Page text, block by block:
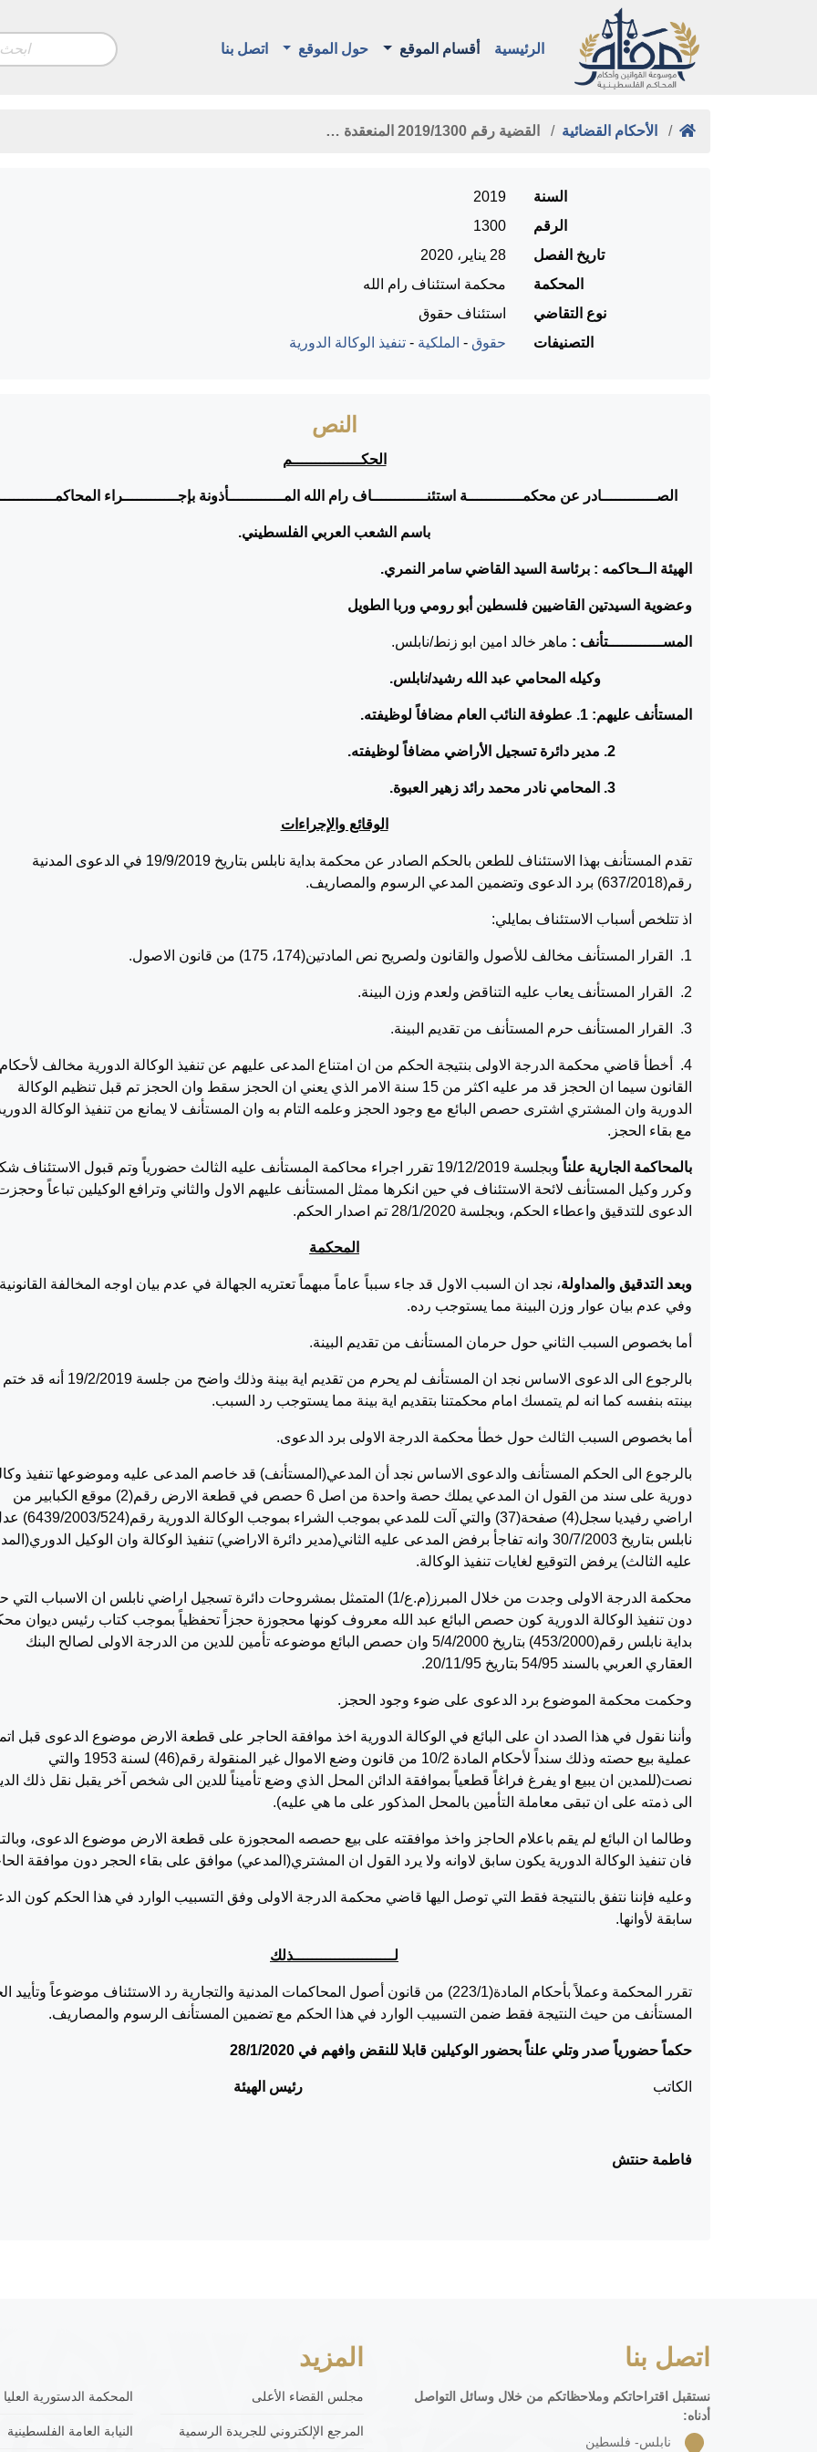
الرئيسية أقسام الموقع حول الموقع اتصل بنا
الأحكام القضائية القضية رقم ‎1300‏/‎2019‏ المنعقدة …
السنة
2019
الرقم
1300
تاريخ الفصل
28 يناير، 2020
المحكمة
محكمة استئناف رام الله
نوع التقاضي
استئناف حقوق
التصنيفات
حقوق - الملكية - تنفيذ الوكالة الدورية
النص
الحكـــــــــــــــم
الصــــــــــــادر عن محكمــــــــــــة استئنــــــــــــاف رام الله المــــــــــــأذونة بإجــــــــــــراء
باسم الشعب العربي الفلسطيني.
الهيئة الــحاكمه : برئاسة السيد القاضي سامر النمري.
وعضوية السيدتين القاضيين فلسطين أبو رومي وربا الطويل
المســــــــــــتأنف : ماهر خالد امين ابو زنط/نابلس.
وكيله المحامي عبد الله رشيد/نابلس.
المستأنف عليهم: 1. عطوفة النائب العام مضافاً لوظيفته.
الوقائع والإجراءات
تقدم المستأنف بهذا الاستئناف للطعن بالحكم الصادر عن محكمة بداية نابلس بتاريخ 19/9/2019 في الدعوى المدنية
رقم(637/2018) برد الدعوى وتضمين المدعي الرسوم والمصاريف.
اذ تتلخص أسباب الاستئناف بمايلي:
1. القرار المستأنف مخالف للأصول والقانون ولصريح نص المادتين(174، 175) من قانون الاصول.
2. القرار المستأنف يعاب عليه التناقض ولعدم وزن البينة.
3. القرار المستأنف حرم المستأنف من تقديم البينة.
4. أخطأ قاضي محكمة الدرجة الاولى بنتيجة الحكم من ان امتناع المدعى عليهم عن تنفيذ الوكالة الدورية مخالف لأحكام
القانون سيما ان الحجز قد مر عليه اكثر من 15 سنة الامر الذي يعني ان الحجز سقط وان الحجز تم قبل تنظيم الوكالة
الدورية وان المشتري اشترى حصص البائع مع وجود الحجز وعلمه التام به وان المستأنف لا يمانع من تنفيذ الوكالة
مع بقاء الحجز.
بالمحاكمة الجارية علناً
وبجلسة 19/12/2019 تقرر اجراء محاكمة المستأنف عليه الثالث حضورياً وتم قبول الاستئناف
وكرر وكيل المستأنف لائحة الاستئناف في حين انكرها ممثل المستأنف عليهم الاول والثاني وترافع الوكيلين تباعاً
الدعوى للتدقيق واعطاء الحكم، وبجلسة 28/1/2020 تم اصدار الحكم.
المحكمة
وبعد التدقيق والمداولة، نجد ان السبب الاول قد جاء سبباً عاماً مبهماً تعتريه الجهالة في عدم بيان اوجه المخالفة القانونية
وفي عدم بيان عوار وزن البينة مما يستوجب رده.
أما بخصوص السبب الثاني حول حرمان المستأنف من تقديم البينة.
بالرجوع الى الدعوى الاساس نجد ان المستأنف لم يحرم من تقديم اية بينة وذلك واضح من جلسة 19/2/2019 أنه قد ختم
بينته بنفسه كما انه لم يتمسك امام محكمتنا بتقديم اية بينة مما يستوجب رد السبب.
أما بخصوص السبب الثالث حول خطأ محكمة الدرجة الاولى برد الدعوى.
بالرجوع الى الحكم المستأنف والدعوى الاساس نجد أن المدعي(المستأنف) قد خاصم المدعى عليه وموضوعها تنفيذ
دورية على سند من القول ان المدعي يملك حصة واحدة من اصل 6 حصص في قطعة الارض رقم(2) موقع الكبابير من
اراضي رفيديا سجل(4) صفحة(37) والتي آلت للمدعي بموجب الشراء بموجب
نابلس بتاريخ 30/7/2003 وانه تفاجأ برفض المدعى عليه الثاني(مدير دائرة الاراضي) تنفيذ الوكالة وان الوكيل
عليه الثالث) يرفض التوقيع لغايات تنفيذ الوكالة.
محكمة الدرجة الاولى وجدت من خلال المبرز(م.ع/1) المتمثل بمشروحات دائرة تسجيل اراضي نابلس ان الاسباب
دون تنفيذ الوكالة الدورية كون حصص البائع عبد الله معروف كونها محجوزة حجزاً تحفظياً بموجب كتاب رئيس ديوان
بداية نابلس رقم(453/2000) بتاريخ 5/4/2000 وان حصص البائع موضوعه تأمين للدين من الدرجة الاولى لصالح البنك
العقاري العربي بالسند 54/95 بتاريخ 20/11/95.
وحكمت محكمة الموضوع برد الدعوى على ضوء وجود الحجز.
وأننا نقول في هذا الصدد ان على البائع في الوكالة الدورية اخذ موافقة الحاجر على قطعة الارض موضوع الدعوى قبل
عملية بيع حصته وذلك سنداً لأحكام المادة 10/2 من قانون وضع الاموال غير المنقولة رقم(46) لسنة 1953 والتي
نصت(للمدين ان يبيع او يفرغ فراغاً قطعياً بموافقة الدائن المحل الذي وضع تأميناً للدين الى شخص آخر يقبل نقل ذلك
الى ذمته على ان تبقى معاملة التأمين بالمحل المذكور على ما هي عليه).
وطالما ان البائع لم يقم باعلام الحاجز واخذ موافقته على بيع حصصه المحجوزة على قطعة الارض موضوع الدعوى،
فان تنفيذ الوكالة الدورية يكون سابق لاوانه ولا يرد القول ان المشتري(المدعي) موافق على بقاء الحجر دون موافقة
وعليه فإننا نتفق بالنتيجة فقط التي توصل اليها قاضي محكمة الدرجة الاولى وفق التسبيب الوارد في هذا الحكم كون
سابقة لأوانها.
لــــــــــــــــــــــذلك
تقرر المحكمة وعملاً بأحكام المادة(223/1) من قانون أصول المحاكمات المدنية والتجارية رد الاستئناف موضوعاً
المستأنف من حيث النتيجة فقط ضمن التسبيب الوارد في هذا الحكم مع تضمين المستأنف الرسوم والمصاريف.
حكماً حضورياً صدر وتلي علناً بحضور الوكيلين قابلا للنقض وافهم في 28/1/2020
الكاتب رئيس الهيئة
فاطمة حنتش
اتصل بنا
نستقبل اقتراحاتكم وملاحظاتكم من خلال وسائل التواصل
أدناه:
نابلس- فلسطين
المزيد
مجلس القضاء الأعلى المحكمة الدستورية العليا
المرجع الإلكتروني للجريدة الرسمية النيابة العامة الفلسطينية